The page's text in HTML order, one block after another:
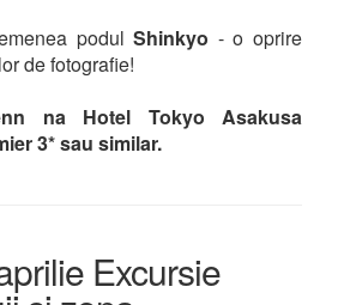
podulShinkyo - o oprire
de fotografie!
na Hotel Tokyo Asakusa
3* sau similar.
Excursie